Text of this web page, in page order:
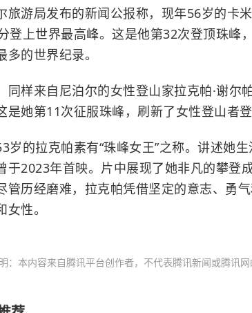
旅游局发布的新闻公报称，现年56岁的卡
登上世界最高峰。这是他第32次登顶珠峰
多的世界纪录。
同样来自尼泊尔的女性登山家拉克帕·谢尔
是她第11次征服珠峰，刷新了女性登山者
岁的拉克帕素有“珠峰女王”之称。讲述她
于2023年首映。片中展现了她非凡的攀登
管历经磨难，拉克帕凭借坚定的意志、勇
女性。
：本内容来自腾讯平台创作者，不代表腾讯新闻或腾讯网